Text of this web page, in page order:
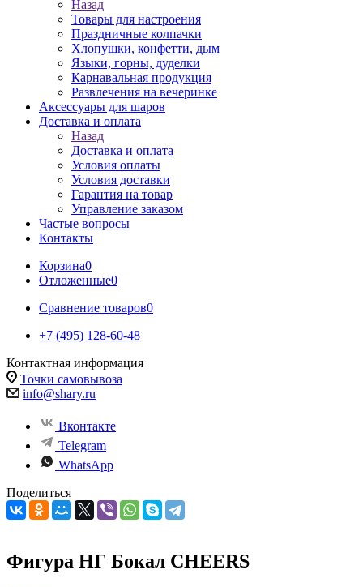
Назад
Товары для настроения
Праздничные колпачки
Хлопушки, конфетти, дым
Языки, горны, дуделки
Карнавальная продукция
Развлечения на вечеринке
Аксессуары для шаров
Доставка и оплата
Назад
Доставка и оплата
Условия оплаты
Условия доставки
Гарантия на товар
Управление заказом
Частые вопросы
Контакты
Корзина0
Отложенные0
Сравнение товаров0
+7 (495) 128-60-48
Контактная информация
Точки самовывоза
info@shary.ru
Вконтакте
Telegram
WhatsApp
Поделиться
Фигура НГ Бокал CHEERS